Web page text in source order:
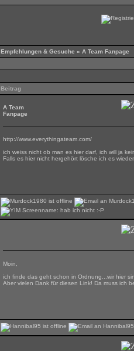
Empfehlungen & Gesuche » A Team Fanpage
Beitrag
A Team
Fanpage
http://www.everythingateam.com/
ich weiss nicht ob man es hier darf, ich will ja
Falls es hier nicht hergehört lösche ich es wieder.
Moin,
ich finde das geht schon in Ordnung...wir hier
Aber vielen Dank für diesen Link! Da muss ich